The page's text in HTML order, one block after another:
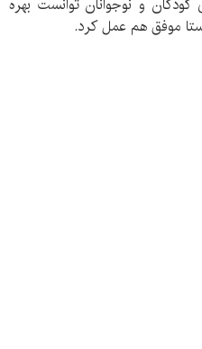
و نوجوانان توانست بهره
موفق هم عمل کرد.